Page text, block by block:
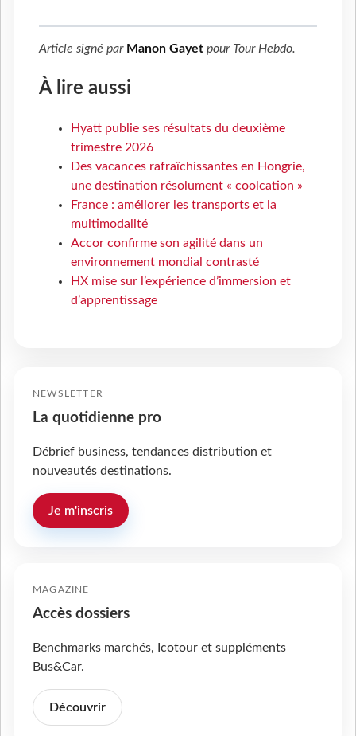
Article signé par Manon Gayet pour Tour Hebdo.
À lire aussi
Hyatt publie ses résultats du deuxième
trimestre 2026
Des vacances rafraîchissantes en Hongrie,
une destination résolument « coolcation »
France : améliorer les transports et la
multimodalité
Accor confirme son agilité dans un
environnement mondial contrasté
HX mise sur l’expérience d’immersion et
d’apprentissage
NEWSLETTER
La quotidienne pro
Débrief business, tendances distribution et
nouveautés destinations.
Je m'inscris
MAGAZINE
Accès dossiers
Benchmarks marchés, Icotour et suppléments
Bus&Car.
Découvrir